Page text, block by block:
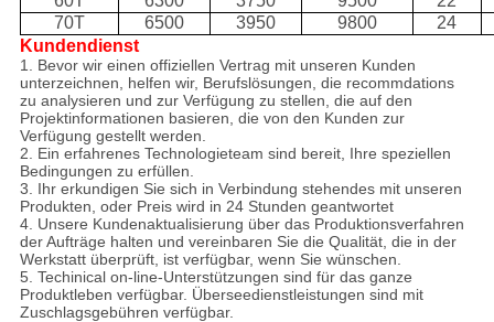
70T
6500 3950 9800 24
Kundendienst
1. Bevor wir einen offiziellen Vertrag mit unseren Kunden
unterzeichnen, helfen wir, Berufslösungen, die recommdations
zu analysieren und zur Verfügung zu stellen, die auf den
Projektinformationen basieren, die von den Kunden zur
Verfügung gestellt werden.
2. Ein erfahrenes Technologieteam sind bereit, Ihre speziellen
Bedingungen zu erfüllen.
3. Ihr erkundigen Sie sich in Verbindung stehendes mit unseren
Produkten, oder Preis wird in 24 Stunden geantwortet
4. Unsere Kundenaktualisierung über das Produktionsverfahren
der Aufträge halten und vereinbaren Sie die Qualität, die in der
Werkstatt überprüft, ist verfügbar, wenn Sie wünschen.
5. Techinical on-line-Unterstützungen sind für das ganze
Produktleben verfügbar. Überseedienstleistungen sind mit
Zuschlagsgebühren verfügbar.